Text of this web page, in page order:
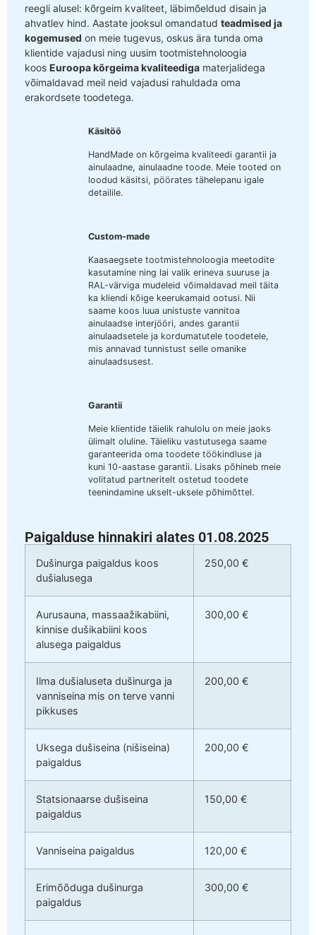
reegli alusel: kõrgeim kvaliteet, läbimõeldud disain ja
ahvatlev hind. Aastate jooksul omandatud teadmised ja
kogemused on meie tugevus, oskus ära tunda oma
klientide vajadusi ning uusim tootmistehnoloogia
koos Euroopa kõrgeima kvaliteediga materjalidega
võimaldavad meil neid vajadusi rahuldada oma
erakordsete toodetega.
Käsitöö
HandMade on kõrgeima kvaliteedi garantii ja
ainulaadne, ainulaadne toode. Meie tooted on
loodud käsitsi, pöörates tähelepanu igale
detailile.
Custom-made
Kaasaegsete tootmistehnoloogia meetodite
kasutamine ning lai valik erineva suuruse ja
RAL-värviga mudeleid võimaldavad meil täita
ka kliendi kõige keerukamaid ootusi. Nii
saame koos luua unistuste vannitoa
ainulaadse interjööri, andes garantii
ainulaadsetele ja kordumatutele toodetele,
mis annavad tunnistust selle omanike
ainulaadsusest.
Garantii
Meie klientide täielik rahulolu on meie jaoks
ülimalt oluline. Täieliku vastutusega saame
garanteerida oma toodete töökindluse ja
kuni 10-aastase garantii. Lisaks põhineb meie
volitatud partneritelt ostetud toodete
teenindamine ukselt-uksele põhimõttel.
Paigalduse hinnakiri alates 01.08.2025
Dušinurga paigaldus koos
dušialusega
250,00 €
Aurusauna, massaažikabiini,
kinnise dušikabiini koos
alusega paigaldus
300,00 €
Ilma dušialuseta dušinurga ja
vanniseina mis on terve vanni
pikkuses
200,00 €
Uksega dušiseina (nišiseina)
paigaldus
200,00 €
Statsionaarse dušiseina
paigaldus
150,00 €
Vanniseina paigaldus 120,00 €
Erimõõduga dušinurga
paigaldus
300,00 €